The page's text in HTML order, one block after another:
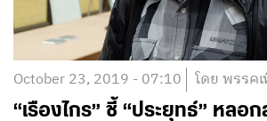
October 23, 2019 - 07:10 โดย พรรค
“เรืองไกร” ชี้ “ประยุทธ์” หลอ